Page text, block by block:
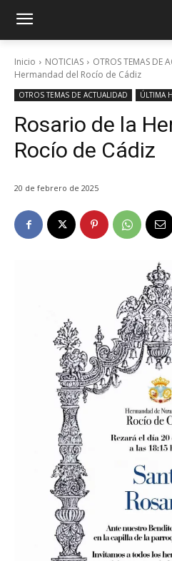
Inicio NOTICIAS OTROS TEMAS DE
Hermandad del Rocío de Cádiz
OTROS TEMAS DE ACTUALIDAD ÚLTIMA
Rosario de la
Rocío de Cádiz
20 de febrero de 2025